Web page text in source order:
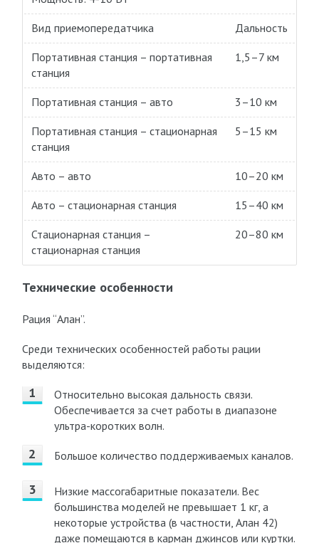
Вид приемопередатчика Дальность
Портативная станция – портативная
станция
1,5–7 км
Портативная станция – авто 3–10 км
Портативная станция – стационарная
станция
5–15 км
Авто – авто 10–20 км
Авто – стационарная станция 15–40 км
Стационарная станция –
стационарная станция
20–80 км
Технические особенности
Рация “Алан”.
Среди технических особенностей работы рации
выделяются:
Относительно высокая дальность связи.
Обеспечивается за счет работы в диапазоне
ультра-коротких волн.
Большое количество поддерживаемых каналов.
Низкие массогабаритные показатели. Вес
большинства моделей не превышает 1 кг, а
некоторые устройства (в частности, Алан 42)
даже помещаются в карман джинсов или куртки.